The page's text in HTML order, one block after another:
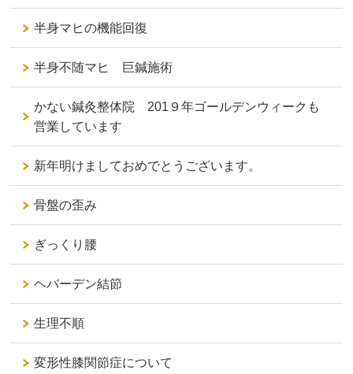
半身マヒの機能回復
半身不随マヒ 巨鍼施術
かない鍼灸整体院 201９年ゴールデンウィークも
営業しています
新年明けましておめでとうございます。
骨盤の歪み
ぎっくり腰
ヘバーデン結節
生理不順
変形性膝関節症について